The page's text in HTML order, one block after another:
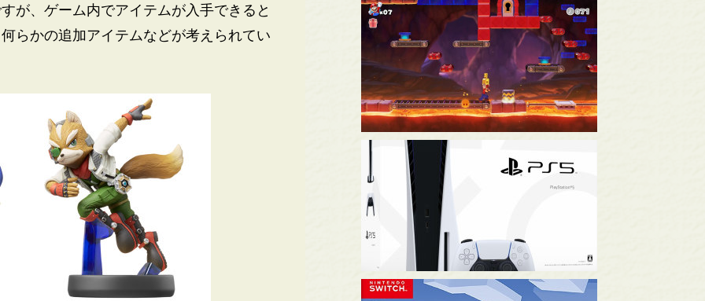
、ゲーム内でアイテムが入手できると
らかの追加アイテムなどが考えられてい